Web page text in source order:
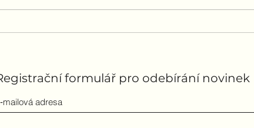
centra a jejich...
formulář pro odebírání novinek